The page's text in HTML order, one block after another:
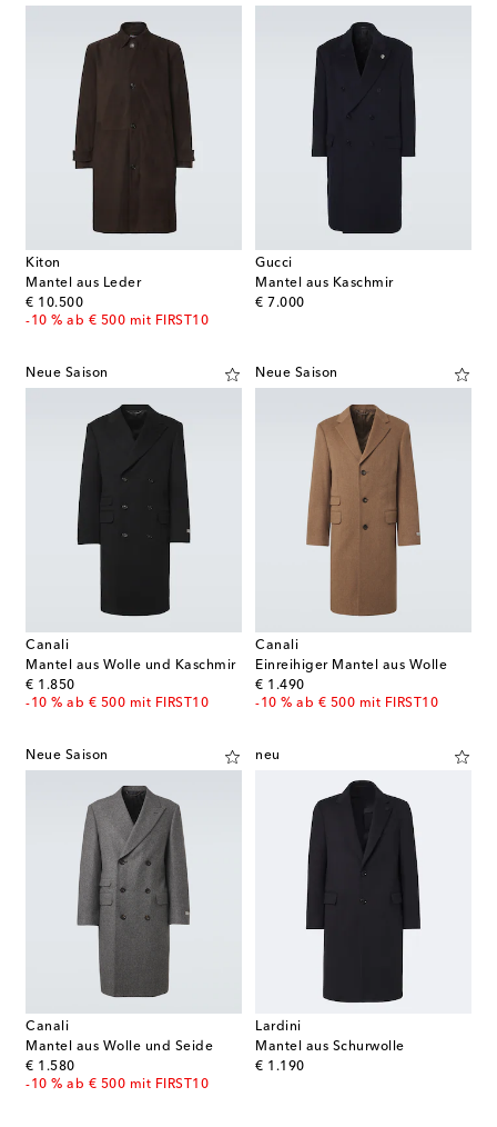
Kiton
Mantel aus Leder
€ 10.500
original price
-10 % ab € 500 mit FIRST10
Gucci
Mantel aus Kaschmir
€ 7.000
original price
Neue Saison
Canali
Mantel aus Wolle und Kaschmir
€ 1.850
original price
-10 % ab € 500 mit FIRST10
Neue Saison
Canali
Einreihiger Mantel aus Wolle
€ 1.490
original price
-10 % ab € 500 mit FIRST10
Neue Saison
Canali
Mantel aus Wolle und Seide
€ 1.580
original price
-10 % ab € 500 mit FIRST10
neu
Lardini
Mantel aus Schurwolle
€ 1.190
original price